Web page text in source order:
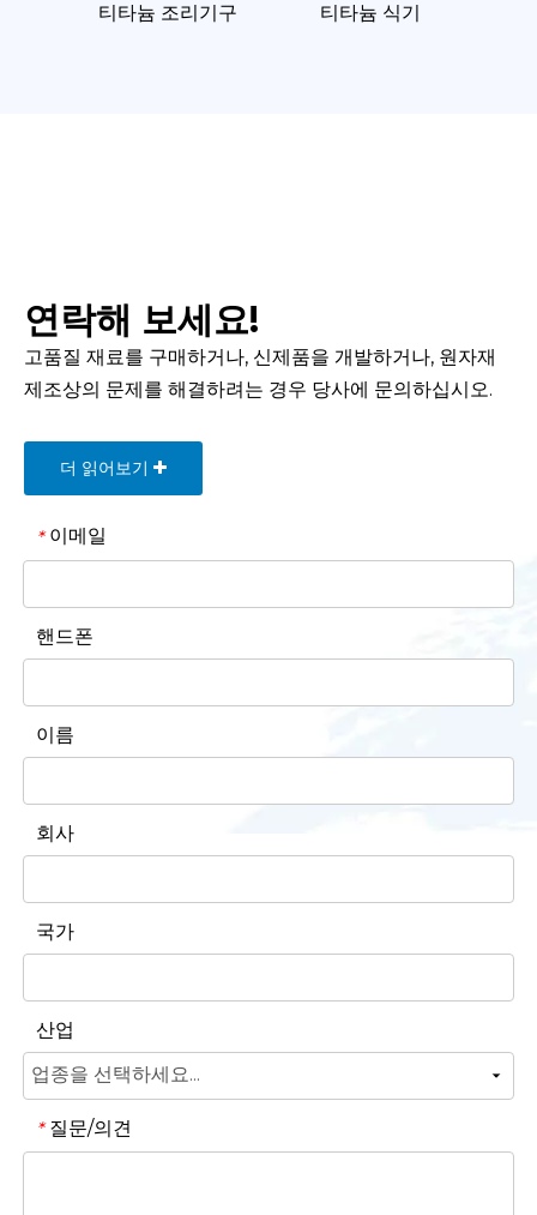
티타늄 조리기구 티타늄 식기
연락해 보세요!
고품질 재료를 구매하거나, 신제품을 개발하거나, 원자재
제조상의 문제를 해결하려는 경우 당사에 문의하십시오.
더 읽어보기
* 이메일
핸드폰
이름
회사
국가
산업
* 질문/의견